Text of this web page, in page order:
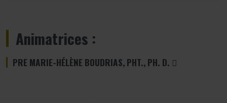
Animatrices :
PRE MARIE-HÉLÈNE BOUDRIAS, PHT., PH. D.